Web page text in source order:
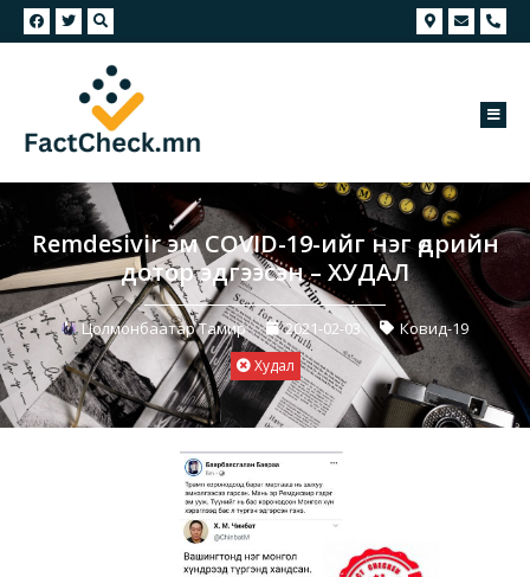
Remdesivir эм COVID-19-ийг нэг өдрийн
дотор эдгээсэн – ХУДАЛ
Цолмонбаатар Тамир 2021-02-03 Ковид-19
Худал